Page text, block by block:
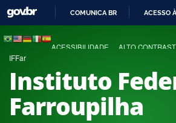
COMUNICA BR ACESSO
ACESSIBILIDADE ALTO
IFFar
Instituto
Farroupilha